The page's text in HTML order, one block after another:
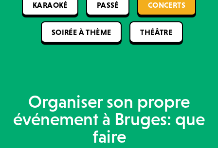
KARAOKÉ PASSÉ CONCERTS
SOIRÉE À THÈME THÉÂTRE
Organiser son propre
événement à Bruges: que
faire